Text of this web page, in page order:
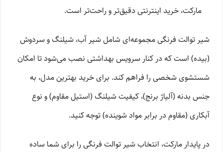
مارکت، خرید اینترنتی دقیق‌تر و راحت‌تر است.
شیر توالت فرنگی مجموعه‌ای شامل شیر آب، شیلنگ و سردوش
(بیده) است که در کنار سرویس بهداشتی نصب می‌شود تا امکان
شستشوی شخصی را فراهم کند. برای خرید بهترین مدل، به
جنس بدنه (آلیاژ برنج)، کیفیت شیلنگ (استیل مقاوم) و نوع
آبکاری (مقاوم در برابر مواد شوینده) توجه کنید.
در پایدار مارکت، انتخاب شیر توالت فرنگی را برای شما ساده